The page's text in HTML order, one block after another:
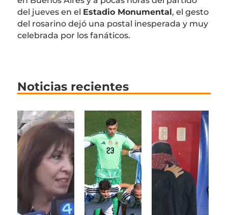
del jueves en el Estadio Monumental, el gesto
del rosarino dejó una postal inesperada y muy
celebrada por los fanáticos.
Noticias recientes